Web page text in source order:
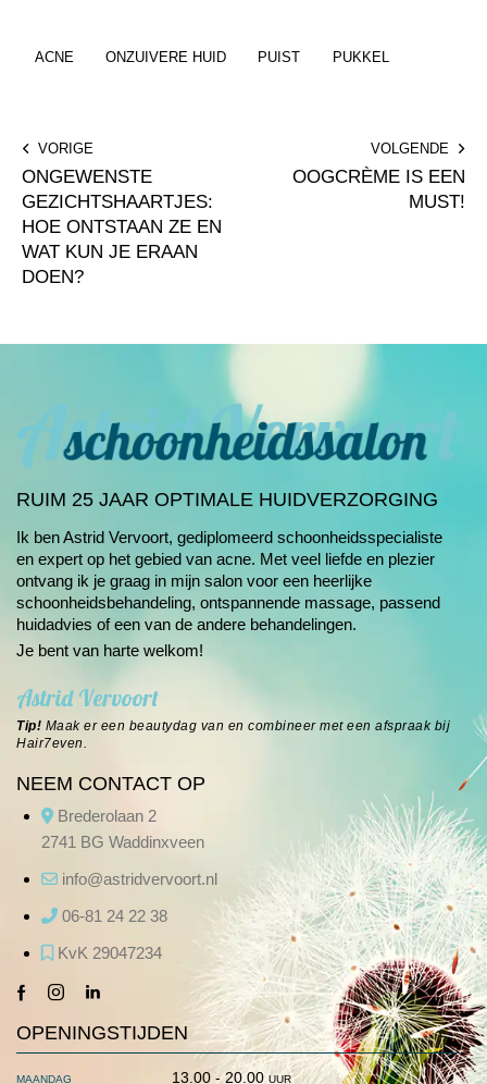
ACNE ONZUIVERE HUID PUIST PUKKEL
Bericht
navigatie
VORIGE
ONGEWENSTE
GEZICHTSHAARTJES:
HOE ONTSTAAN ZE EN
WAT KUN JE ERAAN
DOEN?
VOLGENDE
OOGCRÈME IS EEN
MUST!
RUIM 25 JAAR OPTIMALE HUIDVERZORGING
Ik ben Astrid Vervoort, gediplomeerd schoonheids­specialiste
en expert op het gebied van acne. Met veel liefde en plezier
ontvang ik je graag in mijn salon voor een heerlijke
schoonheids­behandeling, ontspannende massage, passend
huidadvies of een van de andere behandelingen.
Je bent van harte welkom!
Astrid Vervoort
Tip! Maak er een beautydag van en combineer met een afspraak bij
Hair7even.
NEEM CONTACT OP
Brederolaan 2
2741 BG Waddinxveen
info@astridvervoort.nl
06-81 24 22 38
KvK 29047234
facebook-
instagramlinkedin
OPENINGSTIJDEN
maandag 13.00 - 20.00 uur